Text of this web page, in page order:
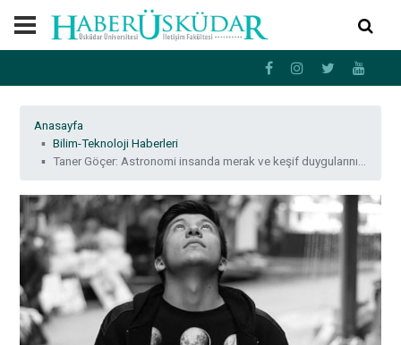
Anasayfa
Bilim-Teknoloji Haberleri
Taner Göçer: Astronomi insanda merak ve keşif duygularını güçlendiren bir bilim dalı